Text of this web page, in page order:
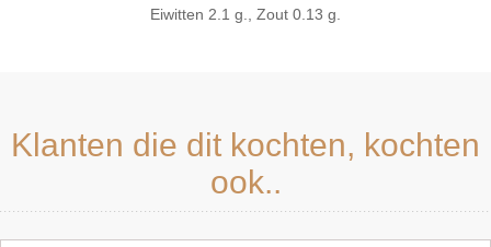
Eiwitten 2.1 g., Zout 0.13 g.
Klanten die dit kochten, kochten
ook..